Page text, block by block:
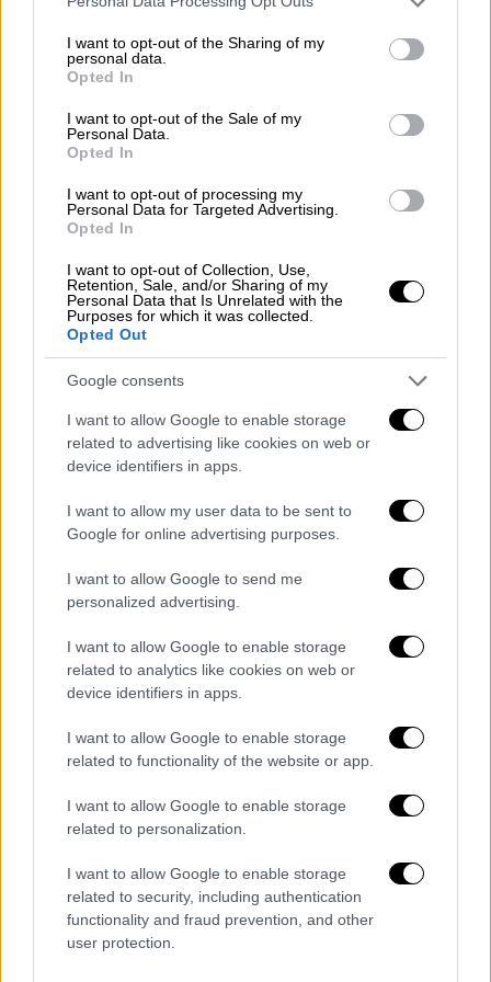
not limited to your visit or usage behaviour. You may click to
grant or deny consent to Google and its third-party tags to
use your data for below specified purposes in below Google
consent section.
I want to opt-out of the Sharing of my
personal data.
Opted In
I want to opt-out of the Sale of my
Personal Data.
Opted In
I want to opt-out of processing my
Personal Data for Targeted Advertising.
Opted In
I want to opt-out of Collection, Use,
Retention, Sale, and/or Sharing of my
Personal Data that Is Unrelated with the
Purposes for which it was collected.
Opted Out
Google consents
I want to allow Google to enable storage
related to advertising like cookies on web or
device identifiers in apps.
I want to allow my user data to be sent to
Google for online advertising purposes.
I want to allow Google to send me
personalized advertising.
I want to allow Google to enable storage
related to analytics like cookies on web or
device identifiers in apps.
I want to allow Google to enable storage
related to functionality of the website or app.
I want to allow Google to enable storage
related to personalization.
I want to allow Google to enable storage
related to security, including authentication
functionality and fraud prevention, and other
user protection.
αντικειμενικής δυσκολίας της διεθνούς
ανόδου των επιτοκίων». «Χρειάζονται
ουσιαστικές κινήσεις
Οικονόμου.
πολιτική, άλλα και την αποτρεπτική
ισχύ»
Σχολιάζοντας εξάλλου τις δηλώσεις του
γερουσιαστήΜπομπ Μενέντεζγια «μπλόκο»
στα τουρκικά F-16 ο κ. Οικονόμου δήλωσε
«να τα πείτε σε όσους πανηγύριζαν ότι
ξεμπλοκάρει τοπρόγραμμα των F-16 ».
Αφενός έχουμε φροντίσει να διευρύνουμε
αποδομούμε τα παρανοϊκά επιχειρήματα της
άλλης πλευράς, τη διαστρέβλωση διεθνούς
νομιμότητας, από την άλλη ενισχύουμε την
αποτρεπτική ισχύ της χώρας μας
δεν είναι μέρος του προβλήματος, όσο
επιμένει η Τουρκία στις αδιάλλακτες θέσεις
Ελλάδας στην περιοχή χωρίς να υποχωρεί
ούτε εκατοστό από τα κυριαρχικά της
δικαιώματα που εδράζονται στο διεθνές
δίκαιο.
«Έχουμε την πολιτική ισχύ, άλλα και την
αποτρεπτική ισχύ, να χαράζουμε το δρόμο
μας όπως εμείς εκτιμούμε ότι συμφέρει την
πατρίδα δεν ετεροπροσδιοριζόμαστε»